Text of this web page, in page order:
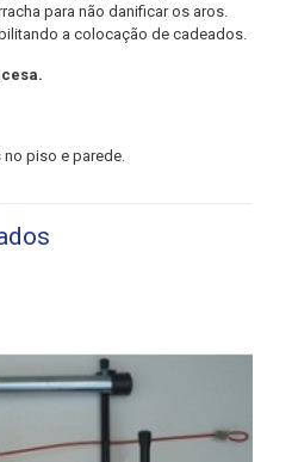
para não danificar os aros.
a colocação de cadeados.
piso e parede.